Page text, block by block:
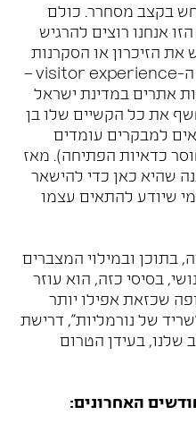
בקצב מסחרר. כולם
אנחנו רוצים להרגיש
הזיכרון או הסקרנות
לעולמות תוכן חדשים. עולם ה-visitor experience –
אתרים במדינת ישראל
את כל הקשיים שלו בן
למבקרים עומדים
כדאיות הפתיחה). מאז
שהיא כאן כדי להישאר
שיודע להתאים עצמו
בתוכן ובמילוי המצברים
בסיסי כזה, הוא עוזר
שכזאת אפילו יותר
של נורמליות", דרישת
שלנו, בעידן הטרום
האחרונים: